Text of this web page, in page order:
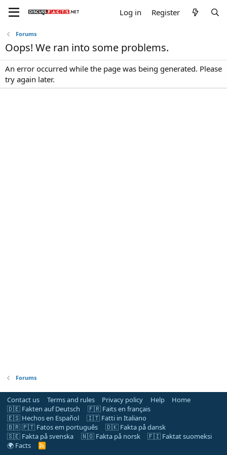
Log in Register
Forums
Oops! We ran into some problems.
An error occurred while the page was being generated. Please
try again later.
Forums
Contact us Terms and rules Privacy policy Help
Home
🇩🇪 Fakten auf Deutsch
🇫🇷 Faits en français
🇪🇸 Hechos en Español
🇮🇹 Fatti in Italiano
🇧🇷 🇵🇹 Fatos em português
🇩🇰 Fakta på dansk
🇸🇪 Fakta på svenska
🇳🇴 Fakta på norsk
🇫🇮 Faktat suomeksi
🌍 Facts
R